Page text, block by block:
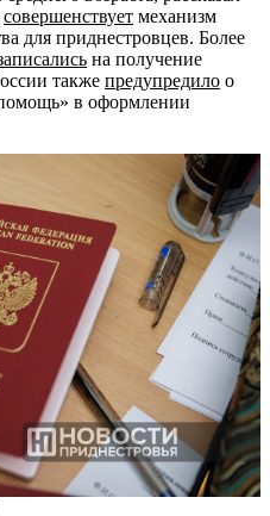
совершенствует механизм
для приднестровцев. Более
на получение
также предупредило о
в оформлении